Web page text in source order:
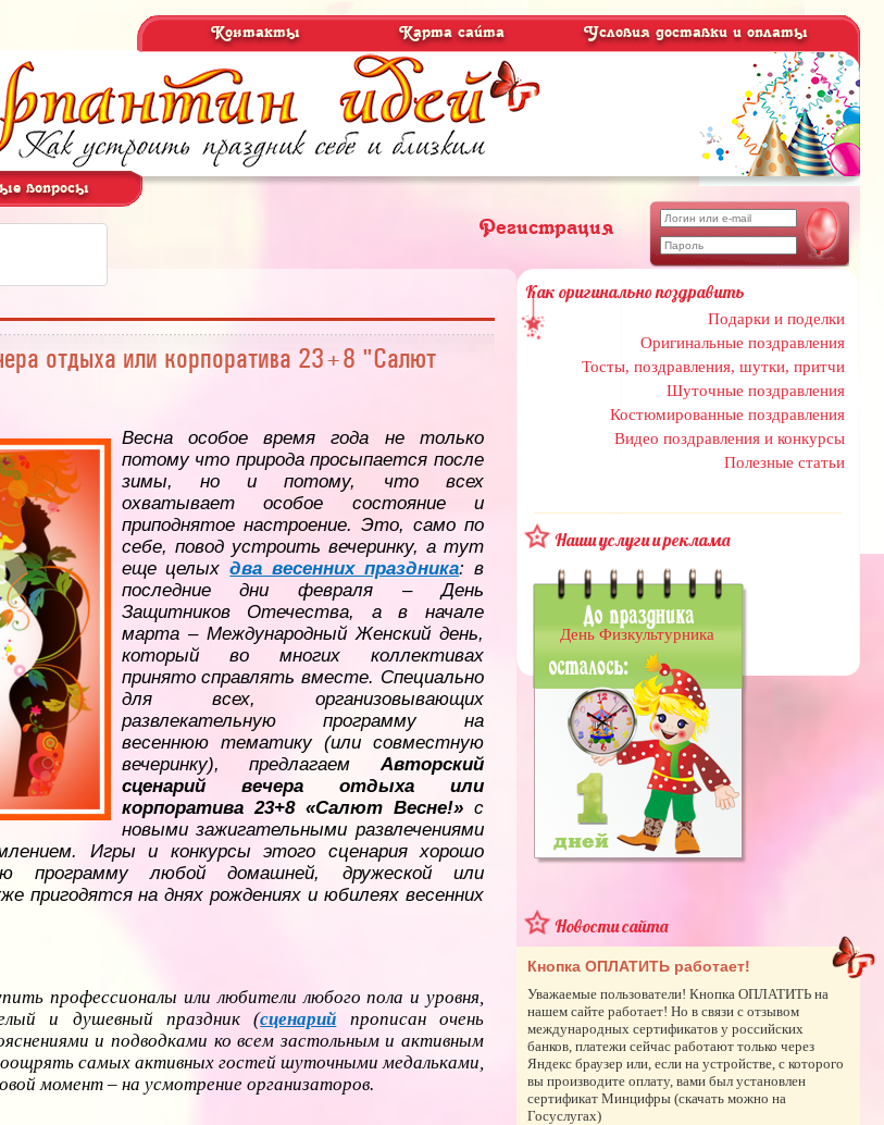
Контакты Карта сайта Условия доставки и оплаты
Регистрация
вопросы
Как оригинально поздравить
Подарки и поделки
Оригинальные поздравления
Тосты, поздравления, шутки, притчи
Шуточные поздравления
Костюмированные поздравления
Видео поздравления и конкурсы
Полезные статьи
Наши услуги и реклама
День Физкультурника
Новости сайта
Кнопка ОПЛАТИТЬ работает!
Уважаемые пользователи! Кнопка ОПЛАТИТЬ на
нашем сайте работает! Но в связи с отзывом
международных сертификатов у российских
банков, платежи сейчас работают только через
Яндекс браузер или, если на устройстве, с которого
вы производите оплату, вами был установлен
сертификат Минцифры (скачать можно на
Госуслугах)
отдыха или корпоратива 23+8 "Салют
Весна особое время года не только
потому что природа просыпается после
зимы, но и потому, что всех
охватывает особое состояние и
приподнятое настроение. Это, само по
себе, повод устроить вечеринку, а тут
еще целыхдва весенних праздника: в
последние дни февраля – День
Защитников Отечества, а в начале
марта – Международный Женский день,
который во многих коллективах
принято справлять вместе. Специально
для всех, организовывающих
развлекательную программу на
весеннюю тематику (или совместную
вечеринку), предлагаем Авторский
сценарий вечера отдыха или
корпоратива 23+8 «Салют Весне!»с
новыми зажигательными развлечениями
Игры и конкурсы этого сценария хорошо
программу любой домашней, дружеской или
пригодятся на днях рождениях и юбилеях весенних
профессионалы или любители любого пола и уровня,
и душевный праздник (сценарий прописан очень
и подводками ко всем застольным и активным
самых активных гостей шуточными медальками,
момент – на усмотрение организаторов.